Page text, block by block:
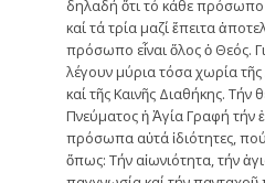
δηλαδή ὅτι τό κάθε πρόσωπο
καί τά τρία μαζί ἔπειτα
πρόσωπο εἶναι ὅλος ὁ Θεός.
λέγουν μύρια τόσα χωρία
καί τῆς Καινῆς Διαθήκης. Τήν
Πνεύματος ἡ Ἁγία Γραφή τήν
πρόσωπα αὐτά ἰδιότητες,
ὅπως: Τήν αἰωνιότητα, τήν